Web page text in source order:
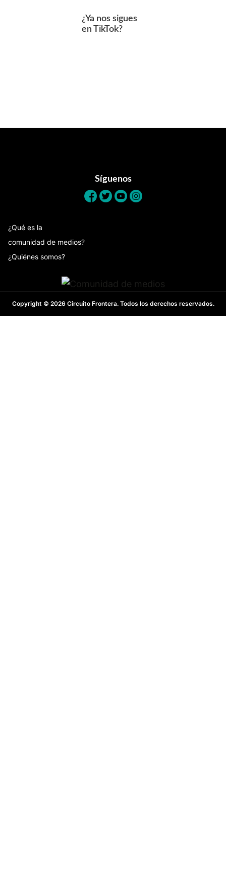
¿Ya nos sigues
en TikTok?
Síguenos
¿Qué es la
comunidad de medios?
¿Quiénes somos?
Copyright © 2026 Circuito Frontera. Todos los derechos reservados.